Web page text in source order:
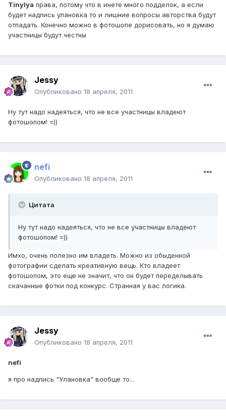
Tinylya права, потому что в инете много подделок, а если
будет надпись улановка то и лишние вопросы авторства будут
отпадать. Конечно можно в фотошопе дорисовать, но я думаю
участницы будут честны
Jessy
Опубликовано 18 апреля, 2011
Ну тут надо надеяться, что не все участницы владеют
фотошопом! =))
nefi
Опубликовано 18 апреля, 2011
Цитата
Ну тут надо надеяться, что не все участницы владеют
фотошопом! =))
Имхо, очень полезно им владеть. Можно из обыденной
фотографии сделать креативную вещь. Кто владеет
фотошопом, это еще не значит, что он будет переделывать
скачанные фотки под конкурс. Странная у вас логика.
Jessy
Опубликовано 18 апреля, 2011
nefi
я про надпись "Улановка" вообще то...